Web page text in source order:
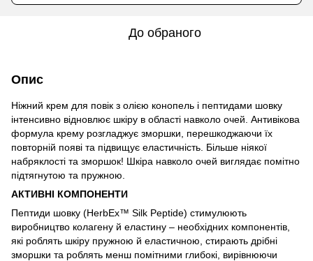
До обраного
Опис
Ніжний крем для повік з олією конопель і пептидами шовку
інтенсивно відновлює шкіру в області навколо очей. Антивікова
формула крему розгладжує зморшки, перешкоджаючи їх
повторній появі та підвищує еластичність. Більше ніякої
набряклості та зморшок! Шкіра навколо очей виглядає помітно
підтягнутою та пружною.
АКТИВНІ КОМПОНЕНТИ
Пептиди шовку (HerbEx™ Silk Peptide) стимулюють
виробництво колагену й еластину – необхідних компонентів,
які роблять шкіру пружною й еластичною, стирають дрібні
зморшки та роблять менш помітними глибокі, вирівнюючи